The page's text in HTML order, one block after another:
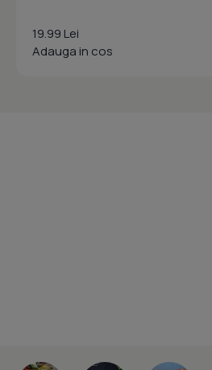
19.99 Lei
Adauga in cos